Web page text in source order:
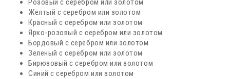
Розовый с серебром или золотом
Желтый с серебром или золотом
Красный с серебром или золотом
Ярко-розовый с серебром или золотом
Бордовый с серебром или золотом
Зеленый с серебром или золотом
Бирюзовый с серебром или золотом
Синий с серебром или золотом